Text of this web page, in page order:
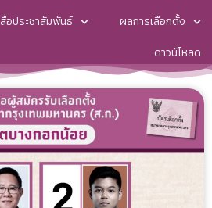
สื่อประชาสัมพันธ์
ผลการเลือกตั้ง
ดาวน์โหลด